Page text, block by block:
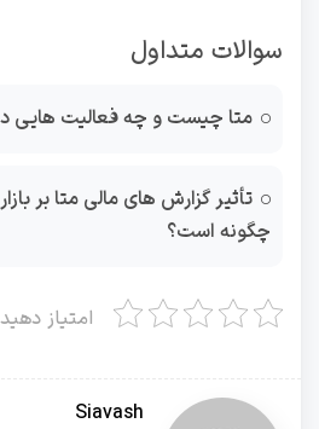
سوالات متداول
متا چیست و چه فعالیت‌ هایی
تأثیر گزارش‌ های مالی متا بر
چگونه است؟
امتیاز دهید
Siavash